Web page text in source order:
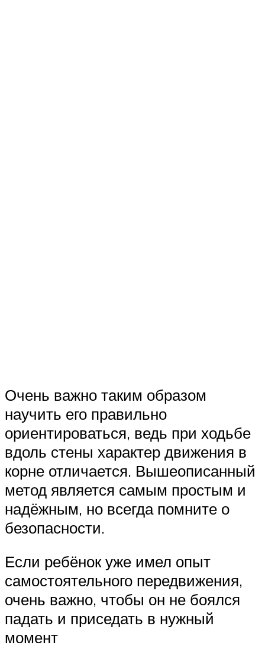
Очень важно таким образом
научить его правильно
ориентироваться, ведь при ходьбе
вдоль стены характер движения в
корне отличается. Вышеописанный
метод является самым простым и
надёжным, но всегда помните о
безопасности.
Если ребёнок уже имел опыт
самостоятельного передвижения,
очень важно, чтобы он не боялся
падать и приседать в нужный
момент